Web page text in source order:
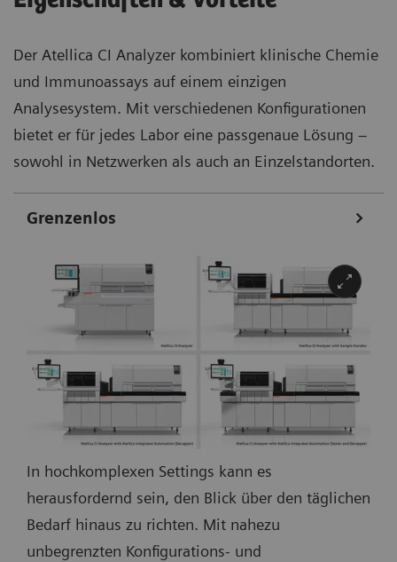
Der Atellica CI Analyzer kombiniert klinische Chemie
und Immunoassays auf einem einzigen
Analysesystem. Mit verschiedenen Konfigurationen
bietet er für jedes Labor eine passgenaue Lösung –
sowohl in Netzwerken als auch an Einzelstandorten.
Grenzenlos
In hochkomplexen Settings kann es
herausfordernd sein, den Blick über den täglichen
Bedarf hinaus zu richten. Mit nahezu
unbegrenzten Konfigurations- und